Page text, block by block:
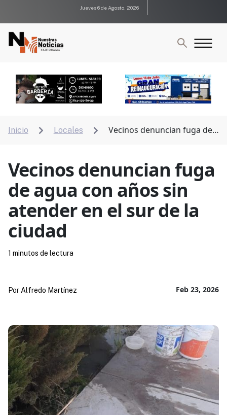
Jueves 6 de Agosto, 2026
Inicio  Locales 
Vecinos denuncian fuga de
Vecinos denuncian fuga
de agua con años sin
atender en el sur de la
ciudad
Feb 23, 2026
Por Alfredo Martínez
1 minutos de lectura